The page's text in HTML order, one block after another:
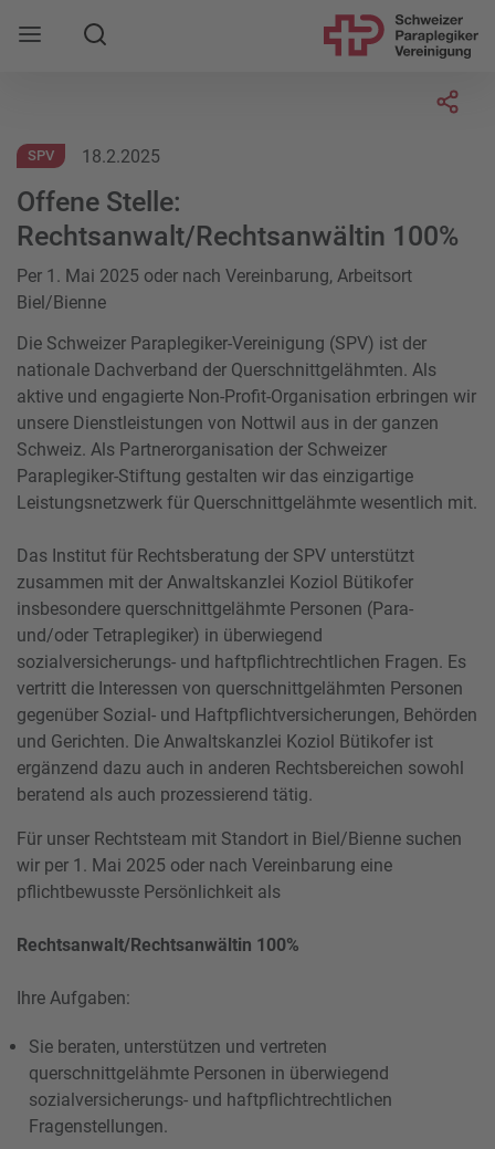
Mobile Navigation öffnen
Suche
SPV 18.2.2025
Offene Stelle:
Rechtsanwalt/Rechtsanwältin 100%
Per 1. Mai 2025 oder nach Vereinbarung, Arbeitsort
Biel/Bienne
Die Schweizer Paraplegiker-Vereinigung (SPV) ist der
nationale Dachverband der Querschnittgelähmten. Als
aktive und engagierte Non-Profit-Organisation erbringen wir
unsere Dienstleistungen von Nottwil aus in der ganzen
Schweiz. Als Partnerorganisation der Schweizer
Paraplegiker-Stiftung gestalten wir das einzigartige
Leistungsnetzwerk für Querschnittgelähmte wesentlich mit.
Das Institut für Rechtsberatung der SPV unterstützt
zusammen mit der Anwaltskanzlei Koziol Bütikofer
insbesondere querschnittgelähmte Personen (Para-
und/oder Tetraplegiker) in überwiegend
sozialversicherungs- und haftpflichtrechtlichen Fragen. Es
vertritt die Interessen von querschnittgelähmten Personen
gegenüber Sozial- und Haftpflichtversicherungen, Behörden
und Gerichten. Die Anwaltskanzlei Koziol Bütikofer ist
ergänzend dazu auch in anderen Rechtsbereichen sowohl
beratend als auch prozessierend tätig.
Für unser Rechtsteam mit Standort in Biel/Bienne suchen
wir per 1. Mai 2025 oder nach Vereinbarung eine
pflichtbewusste Persönlichkeit als
Rechtsanwalt/Rechtsanwältin 100%
Ihre Aufgaben:
Sie beraten, unterstützen und vertreten
querschnittgelähmte Personen in überwiegend
sozialversicherungs- und haftpflichtrechtlichen
Fragenstellungen.